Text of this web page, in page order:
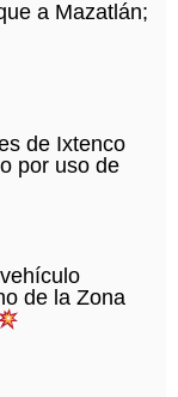
a Mazatlán;
de Ixtenco
por uso de
de la Zona